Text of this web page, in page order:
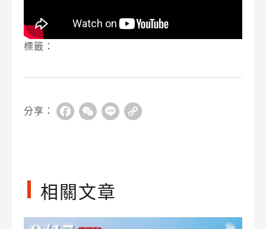
標籤：
分享： FacebookWeChat
Line
相關文章